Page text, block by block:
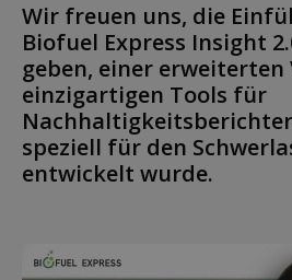
Wir freuen uns, die
Biofuel Express Insight
geben, einer erweiterten
einzigartigen Tools für
speziell für den
entwickelt wurde.